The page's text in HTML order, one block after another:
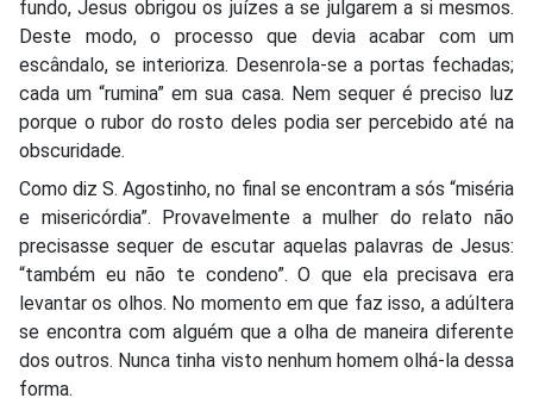
fundo, Jesus obrigou os juízes a se julgarem a si mesmos.
Deste modo, o processo que devia acabar com um
escândalo, se interioriza. Desenrola-se a portas fechadas;
cada um “rumina” em sua casa. Nem sequer é preciso luz
porque o rubor do rosto deles podia ser percebido até na
obscuridade.
Como diz S. Agostinho, no final se encontram a sós “miséria
e misericórdia”. Provavelmente a mulher do relato não
precisasse sequer de escutar aquelas palavras de Jesus:
“também eu não te condeno”. O que ela precisava era
levantar os olhos. No momento em que faz isso, a adúltera
se encontra com alguém que a olha de maneira diferente
dos outros. Nunca tinha visto nenhum homem olhá-la dessa
forma.